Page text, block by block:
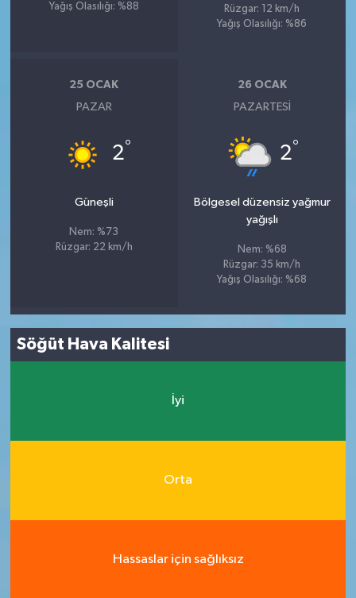
Yağış Olasılığı: %88
Rüzgar: 12 km/h
Yağış Olasılığı: %86
25 OCAK
PAZAR
2°
Güneşli
Nem: %73
Rüzgar: 22 km/h
26 OCAK
PAZARTESI
2°
Bölgesel düzensiz yağmur
yağışlı
Nem: %68
Rüzgar: 35 km/h
Yağış Olasılığı: %68
Söğüt Hava Kalitesi
İyi
Orta
Hassaslar için sağlıksız